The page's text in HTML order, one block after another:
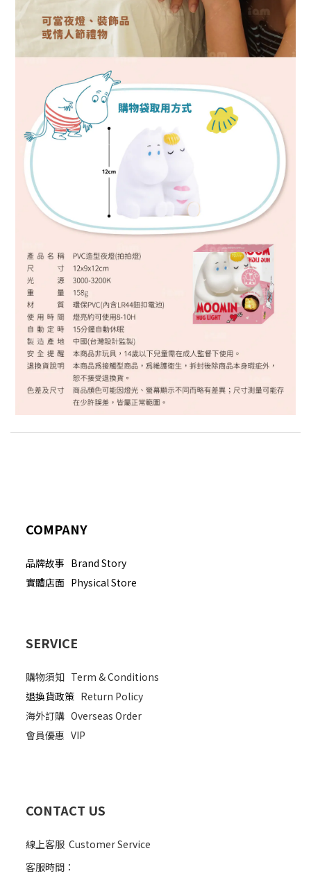
COMPANY
品牌故事 Brand Story
實體店面 Physical Store
SERVICE
購物須知 Term & Conditions
退換貨政策 Return Policy
海外訂購 Overseas Order
會員優惠 VIP
CONTACT US
線上客服 Customer Service
客服時間：